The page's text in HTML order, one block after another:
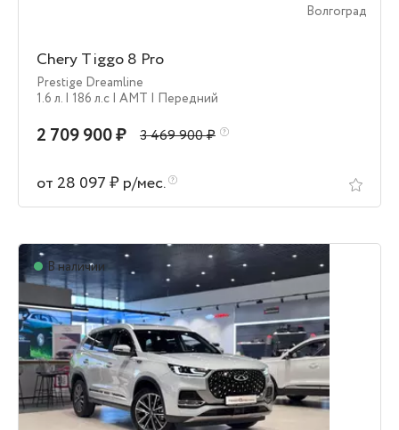
Волгоград
Chery Tiggo 8 Pro
Prestige Dreamline
1.6 л. | 186 л.c | AMT | Передний
2 709 900 ₽ 3 469 900 ₽
от 28 097 ₽ р/мес.
В наличии